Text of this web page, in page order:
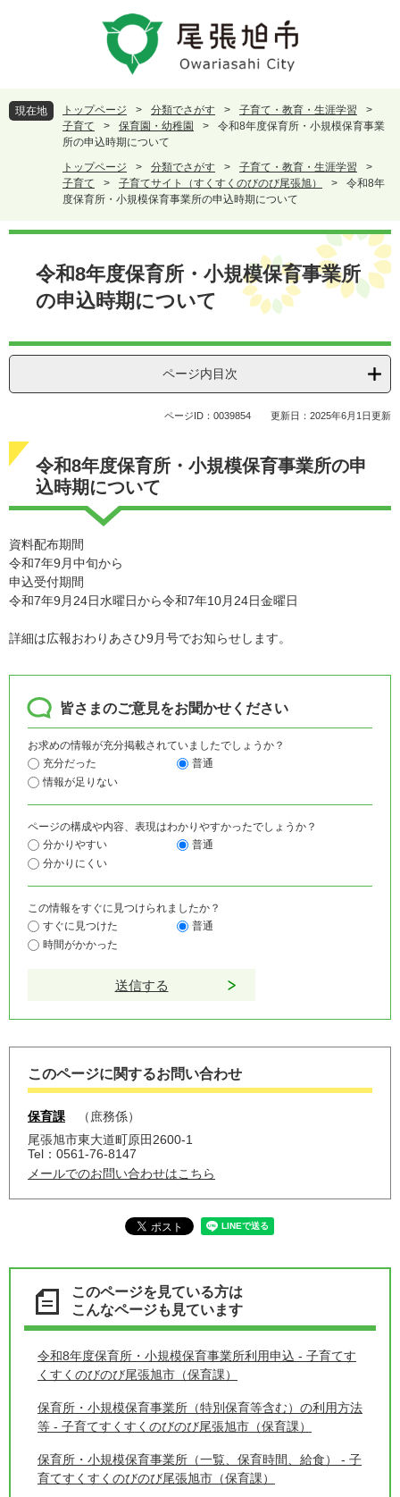
頭
で
飛
ば
現在地 トップページ > 分類でさがす > 子育て・教育・生涯学習
>
子育て
> 保育園・幼稚園 >
令和8年度保育所・小規模保育事業
所の申込時期について
トップページ
> 分類でさがす > 子育て・教育・生涯学習
>
子育て
> 子育てサイト（すくすくのびのび尾張旭） >
令和8年
度保育所・小規模保育事業所の申込時期について
本
令和8年度保育所・小規模保育事業所
の申込時期について
ページ内目次
ページID：0039854 更新日：2025年6月1日更新
令和8年度保育所・小規模保育事業所の申
込時期について
資料配布期間
令和7年9月中旬から
申込受付期間
令和7年9月24日水曜日から令和7年10月24日金曜日
詳細は広報おわりあさひ9月号でお知らせします。
皆さまのご意見をお聞かせください
お求めの情報が充分掲載されていましたでしょうか？
充分だった
普通
情報が足りない
ページの構成や内容、表現はわかりやすかったでしょうか？
分かりやすい
普通
分かりにくい
この情報をすぐに見つけられましたか？
すぐに見つけた
普通
時間がかかった
このページに関するお問い合わせ
保育課
庶務係
尾張旭市東大道町原田2600-1
Tel：0561-76-8147
メールでのお問い合わせはこちら
このページを見ている方は
こんなページも見ています
令和8年度保育所・小規模保育事業所利用申込 - 子育てす
くすくのびのび尾張旭市（保育課）
保育所・小規模保育事業所（特別保育等含む）の利用方法
等 - 子育てすくすくのびのび尾張旭市（保育課）
保育所・小規模保育事業所（一覧、保育時間、給食） - 子
育てすくすくのびのび尾張旭市（保育課）